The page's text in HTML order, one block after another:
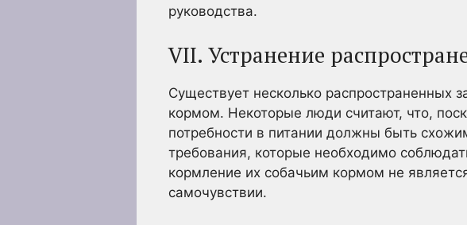
руководства.
VII. Устранение
Существует несколько распространенных
кормом. Некоторые люди считают, что,
потребности в питании должны быть
требования, которые необходимо
кормление их собачьим кормом не
самочувствии.